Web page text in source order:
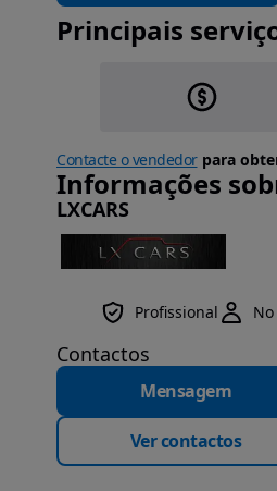
Principais
Contacte o vendedorpara
Informações
LXCARS
Profissional
Contactos
Mensagem
Ver contactos